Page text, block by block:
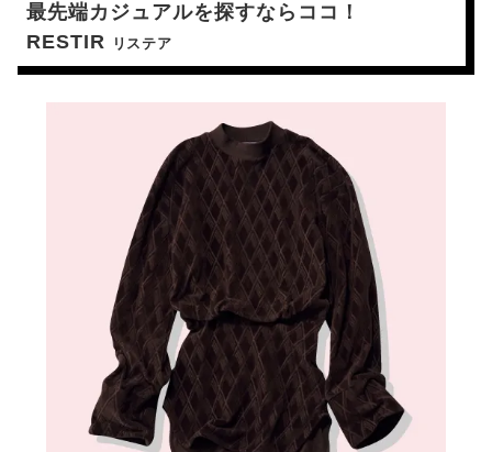
最先端カジュアルを探すならココ！
RESTIR
リステア